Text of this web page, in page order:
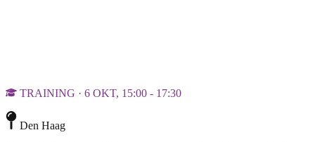
TRAINING · 6 OKT, 15:00 - 17:30
Den Haag